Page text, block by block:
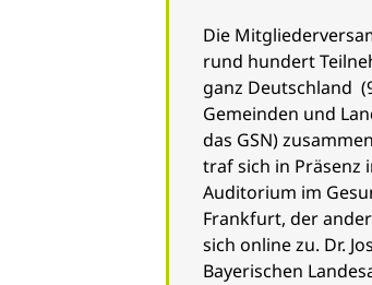
Die
rund hundert
ganz Deutschland
Gemeinden und
das GSN)
traf sich in Präsenz
Auditorium im
Frankfurt, der
sich online zu. Dr.
Bayerischen